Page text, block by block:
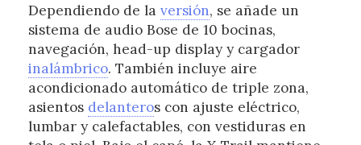
Dependiendo de la versión, se añade un
sistema de audio Bose de 10 bocinas,
navegación, head-up display y cargador
inalámbrico. También incluye aire
acondicionado automático de triple zona,
asientos delanteros con ajuste eléctrico,
lumbar y calefactables, con vestiduras en